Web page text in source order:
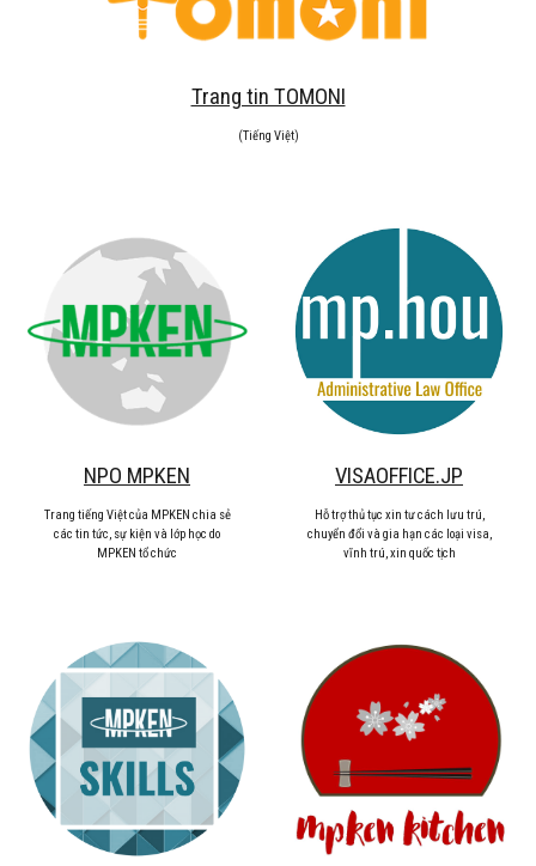
Trang tin TOMONI
(Tiếng Việt)
NPO MPKEN
Trang tiếng Việt của MPKEN chia sẻ
các tin tức, sự kiện và lớp học do
MPKEN tổ chức
VISAOFFICE.JP
Hỗ trợ thủ tục xin tư cách lưu trú,
chuyển đổi và gia hạn các loại visa,
vĩnh trú, xin quốc tịch